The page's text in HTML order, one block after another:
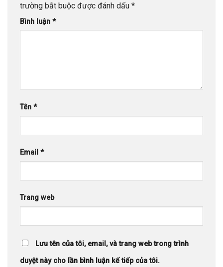
trường bắt buộc được đánh dấu *
Bình luận *
Tên *
Email *
Trang web
Lưu tên của tôi, email, và trang web trong trình
duyệt này cho lần bình luận kế tiếp của tôi.